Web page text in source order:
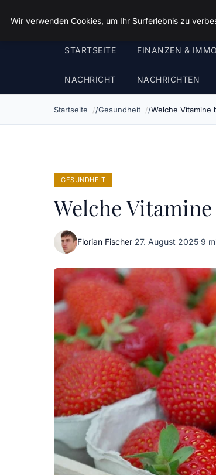
Sizilien Fewo
STARTSEITE FINANZEN &
NACHRICHT NACHRICHTEN
Startseite Gesundheit Welche Vitamine
GESUNDHEIT
Welche
Florian Fischer·27. August 2025·9
Wir verwenden Cookies, um Ihr Surferlebnis zu